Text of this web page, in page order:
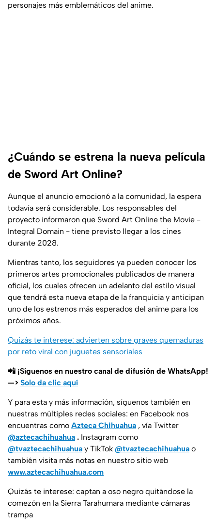
personajes más emblemáticos del anime.
¿Cuándo se estrena la nueva película
de Sword Art Online?
Aunque el anuncio emocionó a la comunidad, la espera
todavía será considerable. Los responsables del
proyecto informaron que Sword Art Online the Movie -
Integral Domain - tiene previsto llegar a los cines
durante 2028.
Mientras tanto, los seguidores ya pueden conocer los
primeros artes promocionales publicados de manera
oficial, los cuales ofrecen un adelanto del estilo visual
que tendrá esta nueva etapa de la franquicia y anticipan
uno de los estrenos más esperados del anime para los
próximos años.
Quizás te interese: advierten sobre graves quemaduras
por reto viral con juguetes sensoriales
📲 ¡Síguenos en nuestro canal de difusión de WhatsApp!
—> Solo da clic aquí
Y para esta y más información, síguenos también en
nuestras múltiples redes sociales: en Facebook nos
encuentras como Azteca Chihuahua , vía Twitter
@aztecachihuahua . Instagram como
@tvaztecachihuahua y TikTok @tvaztecachihuahua o
también visita más notas en nuestro sitio web
www.aztecachihuahua.com
Quizás te interese: captan a oso negro quitándose la
comezón en la Sierra Tarahumara mediante cámaras
trampa